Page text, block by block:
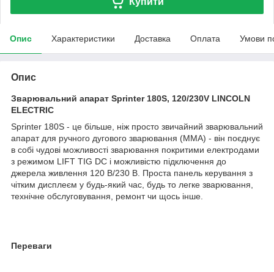
Опис Характеристики Доставка Оплата Умови
Опис
Зварювальний апарат Sprinter 180S, 120/230V LINCOLN
ELECTRIC
Sprinter 180S - це більше, ніж просто звичайний зварювальний
апарат для ручного дугового зварювання (MMA) - він поєднує
в собі чудові можливості зварювання покритими електродами
з режимом LIFT TIG DC і можливістю підключення до
джерела живлення 120 В/230 В. Проста панель керування з
чітким дисплеєм у будь-який час, будь то легке зварювання,
технічне обслуговування, ремонт чи щось інше.
Переваги